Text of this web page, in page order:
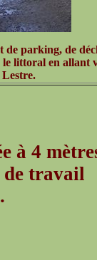
parking, de
le littoral en allant
à 4
de travail